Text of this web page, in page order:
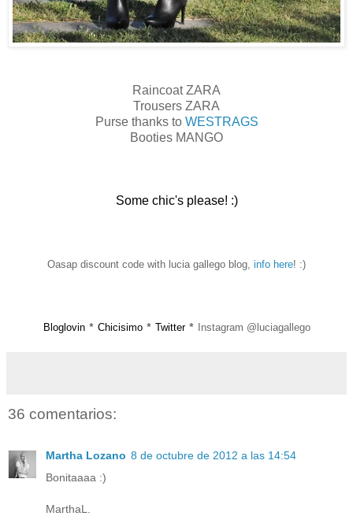
Raincoat ZARA
Trousers ZARA
Purse thanks to WESTRAGS
Booties MANGO
Some chic's please! :)
Oasap discount code with lucia gallego blog, info here! :)
Bloglovin * Chicisimo * Twitter * Instagram @luciagallego
36 comentarios:
Martha Lozano 8 de octubre de 2012 a las 14:54
Bonitaaaa :)
MarthaL.